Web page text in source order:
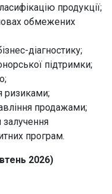
продукції;
обмежених
діагностику;
підтримки;
ризиками;
продажами;
залучення
програм.
2026)